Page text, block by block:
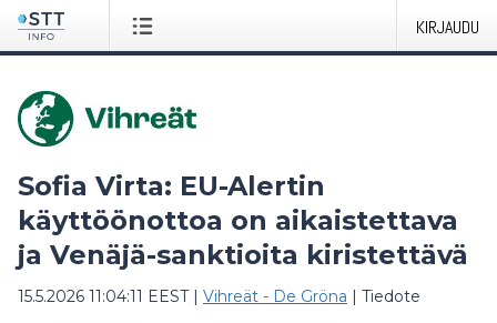
KIRJAUDU
Sofia Virta: EU-Alertin
käyttöönottoa on aikaistettava
ja Venäjä-sanktioita kiristettävä
15.5.2026 11:04:11 EEST| Vihreät - De Gröna | Tiedote